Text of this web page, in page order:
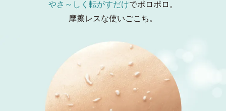
やさ～しく転がすだけでポロポロ。
摩擦レスな使いごこち。